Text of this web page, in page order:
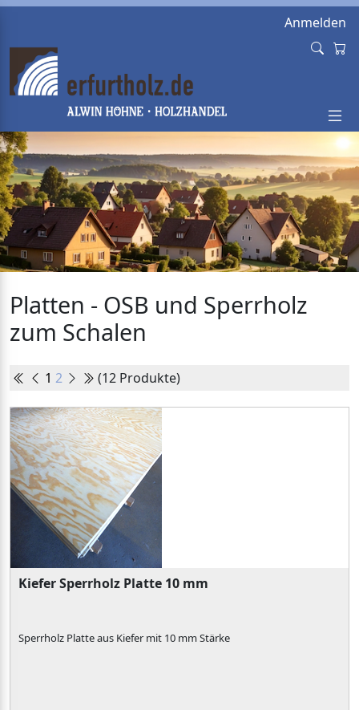
Anmelden
Platten - OSB und Sperrholz
zum Schalen
1 2 (12 Produkte)
Kiefer Sperrholz Platte 10 mm
Sperrholz Platte aus Kiefer mit 10 mm Stärke